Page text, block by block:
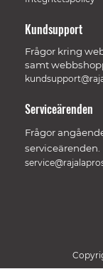
Kundsupport
Frågor kring
samt
Serviceärenden
Frågor
serviceärenden.